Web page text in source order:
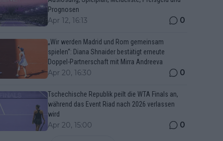
Prognosen
Apr 12, 16:13 0
„Wir werden Madrid und Rom gemeinsam
spielen“: Diana Shnaider bestätigt erneute
Doppel-Partnerschaft mit Mirra Andreeva
Apr 20, 16:30 0
Tschechische Republik peilt die WTA Finals an,
während das Event Riad nach 2026 verlassen
wird
Apr 20, 15:00 0